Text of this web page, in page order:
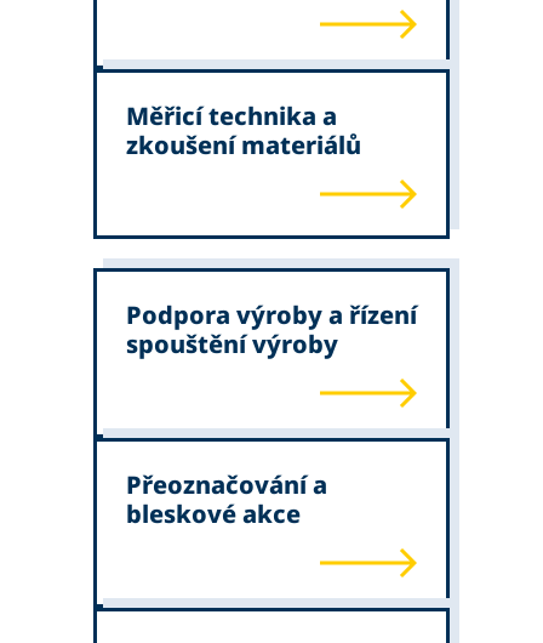
Měřicí technika a
zkoušení materiálů
Podpora výroby a řízení
spouštění výroby
Přeoznačování a
bleskové akce